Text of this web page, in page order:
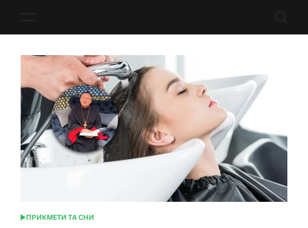
ОПУБЛІКУВАТИ
ПРИКМЕТИ ТА СНИ